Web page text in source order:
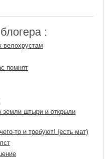
:
велохрустам
помнят
земли штыри и открыли
то и требуют! (есть мат)